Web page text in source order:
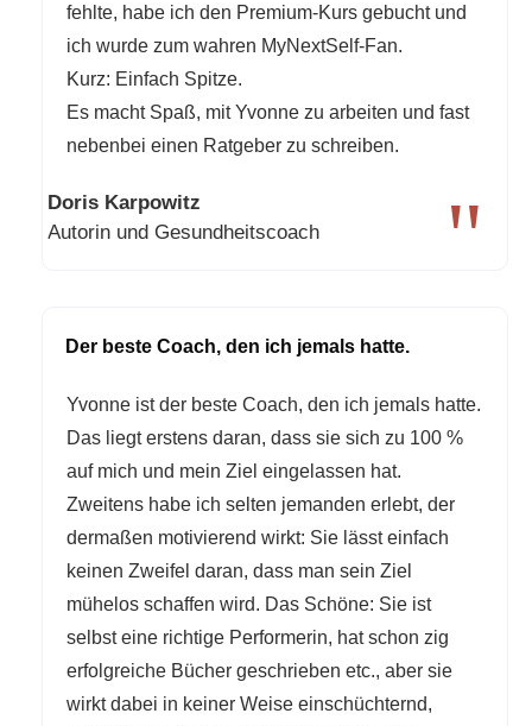
fehlte, habe ich den Premium-Kurs gebucht und
ich wurde zum wahren MyNextSelf-Fan.
Kurz: Einfach Spitze.
Es macht Spaß, mit Yvonne zu arbeiten und fast
nebenbei einen Ratgeber zu schreiben.
Doris Karpowitz
Autorin und Gesundheitscoach
"
Der beste Coach, den ich jemals hatte.
Yvonne ist der beste Coach, den ich jemals hatte.
Das liegt erstens daran, dass sie sich zu 100 %
auf mich und mein Ziel eingelassen hat.
Zweitens habe ich selten jemanden erlebt, der
dermaßen motivierend wirkt: Sie lässt einfach
keinen Zweifel daran, dass man sein Ziel
mühelos schaffen wird. Das Schöne: Sie ist
selbst eine richtige Performerin, hat schon zig
erfolgreiche Bücher geschrieben etc., aber sie
wirkt dabei in keiner Weise einschüchternd,